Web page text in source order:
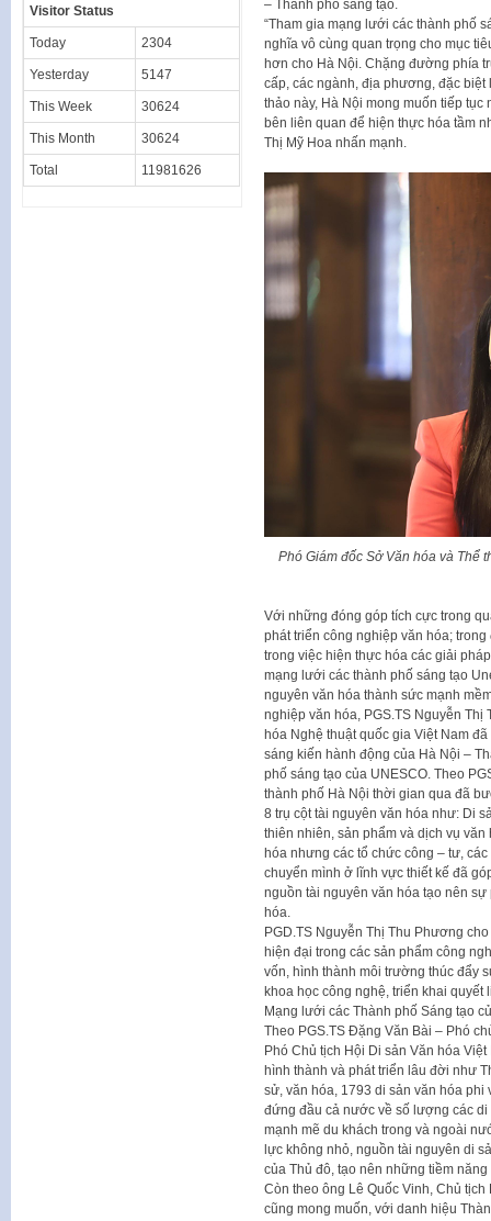
– Thành phố sáng tạo.
“Tham gia mạng lưới các thành phố
nghĩa vô cùng quan trọng cho mục
hơn cho Hà Nội. Chặng đường phía
cấp, các ngành, địa phương, đặc
thảo này, Hà Nội mong muốn tiếp
bên liên quan để hiện thực hóa tầm
Thị Mỹ Hoa nhấn mạnh.
Phó Giám đốc Sở Văn hóa và Thể
Với những đóng góp tích cực trong
phát triển công nghiệp văn hóa;
trong việc hiện thực hóa các giải
mạng lưới các thành phố sáng tạo
nguyên văn hóa thành sức mạnh
nghiệp văn hóa, PGS.TS Nguyễn
hóa Nghệ thuật quốc gia Việt Nam
sáng kiến hành động của Hà Nội –
phố sáng tạo của UNESCO. Theo
thành phố Hà Nội thời gian qua đã
8 trụ cột tài nguyên văn hóa như: Di
thiên nhiên, sản phẩm và dịch vụ
hóa nhưng các tổ chức công – tư,
chuyển mình ở lĩnh vực thiết kế đã
nguồn tài nguyên văn hóa tạo nên
hóa.
PGD.TS Nguyễn Thị Thu Phương
hiện đại trong các sản phẩm công
vốn, hình thành môi trường thúc đẩy
khoa học công nghệ, triển khai
Mạng lưới các Thành phố Sáng tạo
Theo PGS.TS Đặng Văn Bài – Phó
Phó Chủ tịch Hội Di sản Văn hóa
hình thành và phát triển lâu đời như
sử, văn hóa, 1793 di sản văn hóa
đứng đầu cả nước về số lượng các
mạnh mẽ du khách trong và ngoài
lực không nhỏ, nguồn tài nguyên di
của Thủ đô, tạo nên những tiềm
Còn theo ông Lê Quốc Vinh, Chủ
cũng mong muốn, với danh hiệu
Visitor Status
Today 2304
Yesterday 5147
This Week 30624
This Month 30624
Total 11981626